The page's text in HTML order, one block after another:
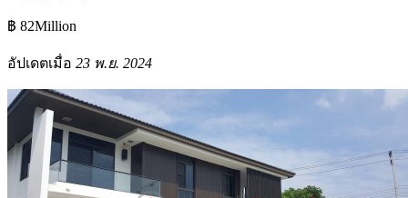
฿ 82Million
อัปเดตเมื่อ 23 พ.ย. 2024